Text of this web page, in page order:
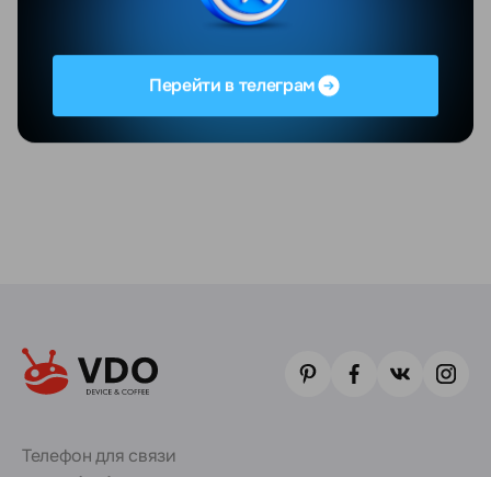
Телефон для связи
Перейти в телеграм